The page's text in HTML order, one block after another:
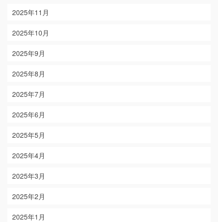
2025年11月
2025年10月
2025年9月
2025年8月
2025年7月
2025年6月
2025年5月
2025年4月
2025年3月
2025年2月
2025年1月